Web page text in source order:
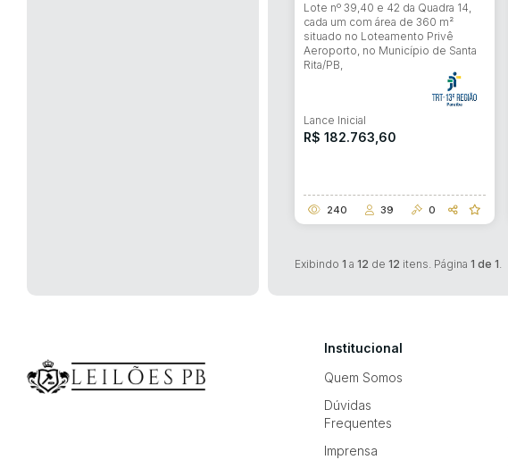
Lote nº 39,40 e 42 da Quadra 14,
cada um com área de 360 m²
situado no Loteamento Privê
Aeroporto, no Município de Santa
Rita/PB,
Lance Inicial
R$ 182.763,60
240 39 0
Exibindo 1 a 12 de 12 itens. Página 1 de 1.
Institucional
Quem Somos
Dúvidas
Frequentes
Imprensa